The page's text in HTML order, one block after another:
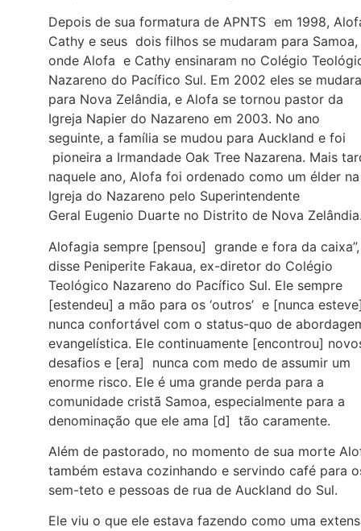
Depois de sua formatura de APNTS em 1998,
Cathy e seus dois filhos se mudaram para Samoa,
onde Alofa e Cathy ensinaram no Colégio
Nazareno do Pacífico Sul. Em 2002 eles se
para Nova Zelândia, e Alofa se tornou pastor da
Igreja Napier do Nazareno em 2003. No ano
seguinte, a família se mudou para Auckland e foi
pioneira a Irmandade Oak Tree Nazarena. Mais
naquele ano, Alofa foi ordenado como um élder na
Igreja do Nazareno pelo Superintendente
Geral Eugenio Duarte no Distrito de Nova
Alofagia sempre [pensou] grande e fora da caixa”,
disse Peniperite Fakaua, ex-diretor do Colégio
Teológico Nazareno do Pacífico Sul. Ele sempre
[estendeu] a mão para os ‘outros’ e [nunca
nunca confortável com o status-quo de
evangelística. Ele continuamente [encontrou]
desafios e [era] nunca com medo de assumir um
enorme risco. Ele é uma grande perda para a
comunidade cristã Samoa, especialmente para a
denominação que ele ama [d] tão caramente.
Além de pastorado, no momento de sua morte
também estava cozinhando e servindo café para
sem-teto e pessoas de rua de Auckland do Sul.
Ele viu o que ele estava fazendo como uma